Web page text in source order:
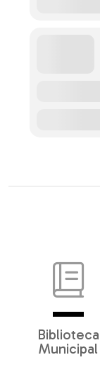
Biblioteca
Municipal